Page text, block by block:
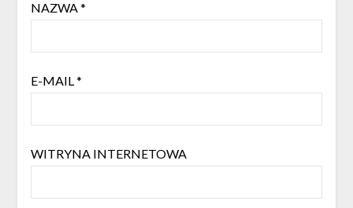
NAZWA*
E-MAIL*
WITRYNA INTERNETOWA